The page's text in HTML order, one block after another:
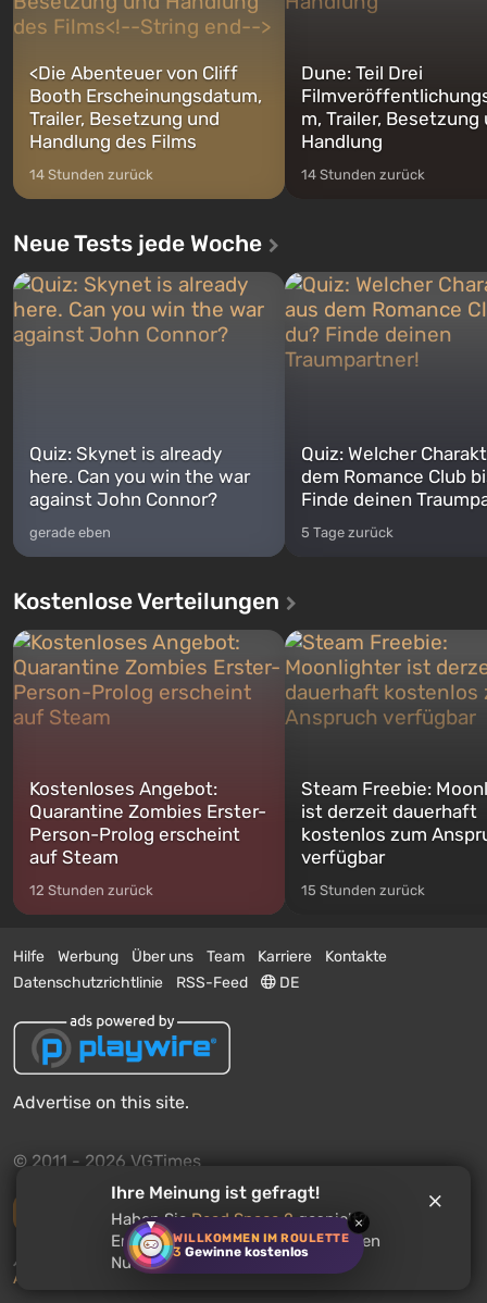
WILLKOMMEN IM ROULETTE
3 Gewinne kostenlos
×
<Die Abenteuer von Cliff
Booth Erscheinungsdatum,
Trailer, Besetzung und
Handlung des Films
14 Stunden zurück
Dune: Teil Drei
m, Trailer, Besetzung
Handlung
14 Stunden zurück
Neue Tests jede Woche
Quiz: Skynet is already
here. Can you win the war
against John Connor?
gerade eben
Quiz: Welcher
dem Romance Club
Finde deinen
5 Tage zurück
Kostenlose Verteilungen
Kostenloses Angebot:
Quarantine Zombies Erster-
Person-Prolog erscheint
auf Steam
12 Stunden zurück
Steam Freebie:
ist derzeit dauerhaft
kostenlos zum
verfügbar
15 Stunden zurück
Hilfe Werbung Über uns Team Karriere
Kontakte
Datenschutzrichtlinie
RSS-Feed DE
Advertise on this site.
© 2011 - 2026 VGTimes
Vollständige Version
Push-Benachrichtigungen über Nachrichten:
Aktivieren
Ihre Meinung ist gefragt!
Haben SieDead Space 2gespielt?
Empfehlen Sie dieses Spiel anderen
Nutzern?